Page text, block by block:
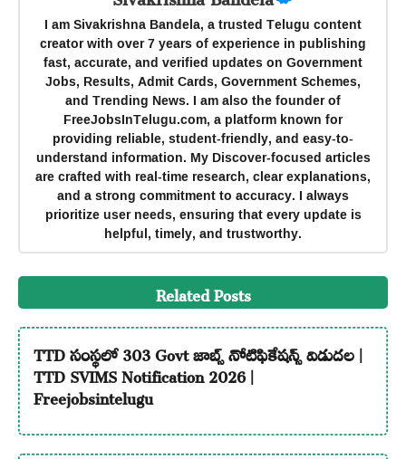
I am Sivakrishna Bandela, a trusted Telugu content
creator with over 7 years of experience in publishing
fast, accurate, and verified updates on Government
Jobs, Results, Admit Cards, Government Schemes,
and Trending News. I am also the founder of
FreeJobsInTelugu.com, a platform known for
providing reliable, student-friendly, and easy-to-
understand information. My Discover-focused articles
are crafted with real-time research, clear explanations,
and a strong commitment to accuracy. I always
prioritize user needs, ensuring that every update is
helpful, timely, and trustworthy.
Related Posts
TTD సంస్థలో 303 Govt జాబ్స్ నోటిఫికేషన్స్ విడుదల |
TTD SVIMS Notification 2026 |
Freejobsintelugu